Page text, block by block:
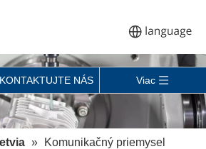
KONTAKTUJTE NÁS Viac
» Komunikačný priemysel